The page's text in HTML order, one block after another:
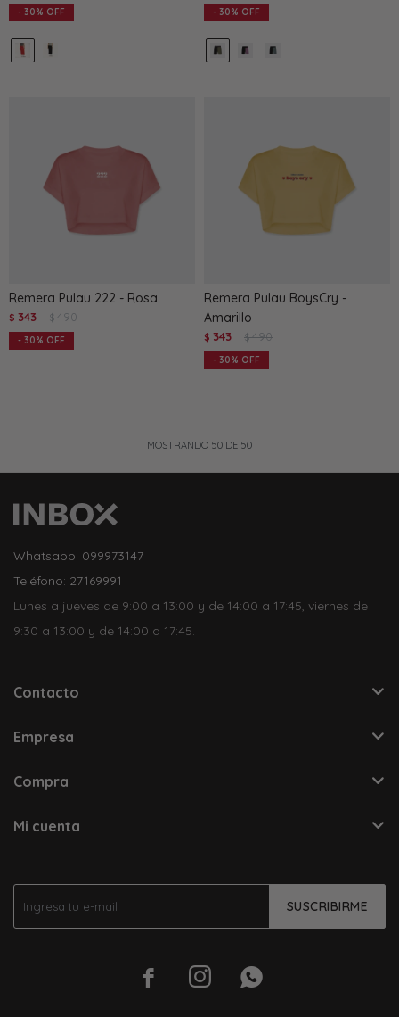
30 30
Remera Pulau 222 - Rosa
$ 343 $ 490
30
Remera Pulau BoysCry -
Amarillo
$ 343 $ 490
30
MOSTRANDO 50 DE 50
SUSCRIBIRME
  
Whatsapp: 099973147
Teléfono: 27169991
Lunes a jueves de 9:00 a 13:00 y de 14:00 a 17:45, viernes de
9:30 a 13:00 y de 14:00 a 17:45.
Contacto
Empresa
Compra
Mi cuenta